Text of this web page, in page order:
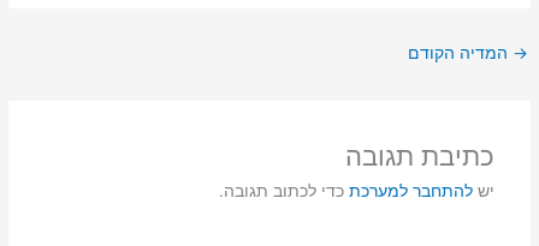
e
o
o
o
o
n
→ המדיה הקודם
כתיבת תגובה
יש להתחבר למערכתכדי לכתוב תגובה.